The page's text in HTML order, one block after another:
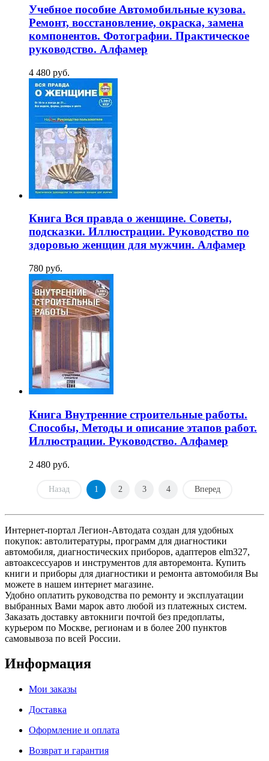
Учебное пособие Автомобильные кузова.
Ремонт, восстановление, окраска, замена
компонентов. Фотографии. Практическое
руководство. Алфамер
4 480 руб.
Книга Вся правда о женщине. Советы,
подсказки. Иллюстрации. Руководство по
здоровью женщин для мужчин. Алфамер
780 руб.
Книга Внутренние строительные работы.
Способы, Методы и описание этапов работ.
Иллюстрации. Руководство. Алфамер
2 480 руб.
Назад 1 2 3 4 Вперед
Интернет-портал Легион-Автодата создан для удобных
покупок: автолитературы, программ для диагностики
автомобиля, диагностических приборов, адаптеров elm327,
автоаксессуаров и инструментов для авторемонта. Купить
книги и приборы для диагностики и ремонта автомобиля Вы
можете в нашем интернет магазине.
Удобно оплатить руководства по ремонту и эксплуатации
выбранных Вами марок авто любой из платежных систем.
Заказать доставку автокниги почтой без предоплаты,
курьером по Москве, регионам и в более 200 пунктов
самовывоза по всей России.
Информация
Мои заказы
Доставка
Оформление и оплата
Возврат и гарантия